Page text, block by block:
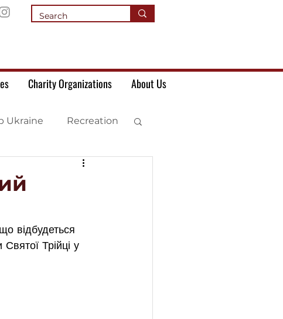
Charity Organizations About Us
Ukraine Recreation
відбудеться
Трійці у